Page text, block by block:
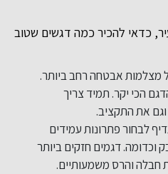
כדאי להכיר כמה דגשים שטוב
מצלמות אבטחה רחב ביותר.
הכי יקר. תמיד צריך
את התקציב.
לבחור פתרונות עמידים
וכדומה. דגמים חזקים ביותר
חבלה והרס משמעותיים.